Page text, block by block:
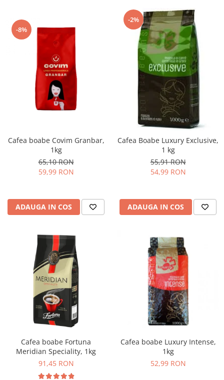
-8%
Cafea boabe Covim Granbar,
1kg
65,10 RON
59,99 RON
ADAUGA IN COS
-2%
Cafea Boabe Luxury Exclusive,
1 kg
55,91 RON
54,99 RON
ADAUGA IN COS
Cafea boabe Fortuna
Meridian Speciality, 1kg
91,45 RON
Cafea boabe Luxury Intense,
1kg
52,99 RON